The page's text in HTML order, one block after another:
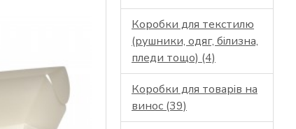
Коробки для текстилю
(рушники, одяг, білизна,
пледи тощо) (4)
Коробки для товарів на
винос (39)